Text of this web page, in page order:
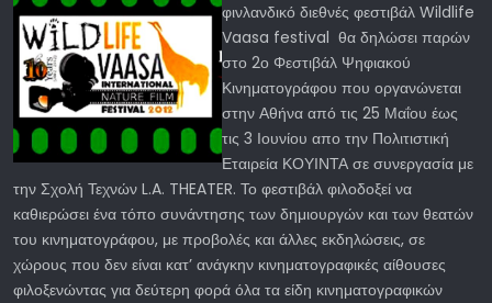
φινλανδικό διεθνές φεστιβάλ Wildlife
Vaasa festival θα δηλώσει παρών
στο 2ο Φεστιβάλ Ψηφιακού
Κινηματογράφου που οργανώνεται
στην Αθήνα από τις 25 Μαΐου έως
τις 3 Ιουνίου απο την Πολιτιστική
Εταιρεία ΚΟΥΙΝΤΑ σε συνεργασία με
την Σχολή Τεχνών L.A. THEATER. Το φεστιβάλ φιλοδοξεί να
καθιερώσει ένα τόπο συνάντησης των δημιουργών και των θεατών
του κινηματογράφου, με προβολές και άλλες εκδηλώσεις, σε
χώρους που δεν είναι κατ’ ανάγκην κινηματογραφικές αίθουσες
φιλοξενώντας για δεύτερη φορά όλα τα είδη κινηματογραφικών